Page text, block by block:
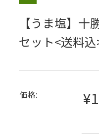
【うま塩】
セット<送料
価格: